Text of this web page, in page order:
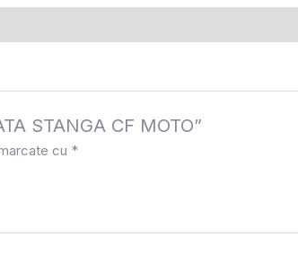
STANGA CF MOTO”
cu *